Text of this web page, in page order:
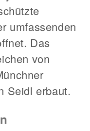
umfassenden
Das
von
Seidl erbaut.